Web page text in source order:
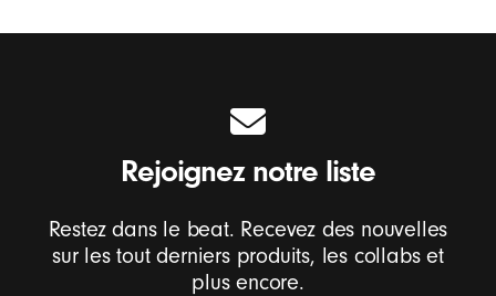
Rejoignez notre liste
Restez dans le beat. Recevez des nouvelles
sur les tout derniers produits, les collabs et
plus encore.